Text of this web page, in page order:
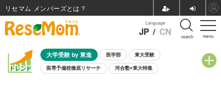
menu
Language
JP / CN search
大学受験 by 東進 医学部 東大受験
医専予備校徹底リサーチ 河合塾×東大特集
リセマム メンバーズ